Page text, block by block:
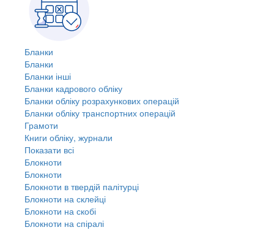
Бланки
Бланки
Бланки інші
Бланки кадрового обліку
Бланки обліку розрахункових операцій
Бланки обліку транспортних операцій
Грамоти
Книги обліку, журнали
Показати всі
Блокноти
Блокноти
Блокноти в твердій палітурці
Блокноти на склейці
Блокноти на скобі
Блокноти на спіралі